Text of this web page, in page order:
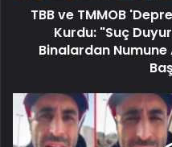
TBB ve TMMOB
Kurdu: "Suç
Binalardan Numune